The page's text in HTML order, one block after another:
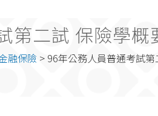
第二試 保險學概
融保險 > 96年公務人員普通考試